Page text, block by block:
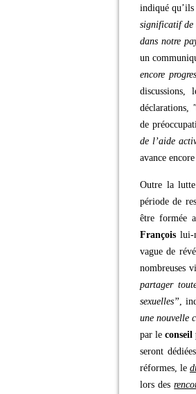
indiqué qu’ils
significatif de
dans notre
un
encore
discussions,
déclarations,
de
de l’aide
avance
Outre la
période de
être formée
François lui-
vague de
nombreuses
partager
sexuelles”,
une nouvelle
par le conseil
seront
réformes, le
lors des